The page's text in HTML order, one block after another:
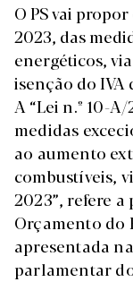
O PS vai
2023, das
energéticos,
isenção do IVA
A “Lei n.º 10-
medidas
ao aumento
combustíveis,
2023”, refere
Orçamento do
apresentada
parlamentar do